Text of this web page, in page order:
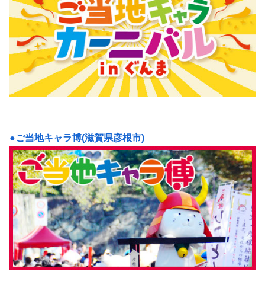
●ご当地キャラ博(滋賀県彦根市)